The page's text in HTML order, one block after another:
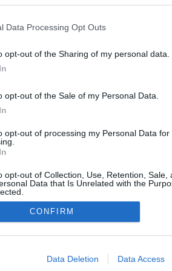
Data Processing Opt Outs
opt-out of the Sharing of my personal data.
opt-out of the Sale of my Personal Data.
opt-out of processing my Personal Data for
opt-out of Collection, Use, Retention, Sale,
Data that Is Unrelated with the
CONFIRM
Data Deletion Data Access
15 de agosto: "No aceptamos imposiciones"
el intento del PP de que los ministros acudan
contra las comunidades que no acojan a los
sobre el PP por la acogida de los menores de
Compromís denuncia a Figaredo ante la Fiscalía